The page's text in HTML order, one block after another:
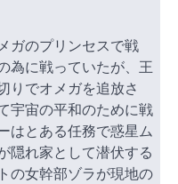
ガのプリンセスで戦
為に戦っていたが、王
りでオメガを追放さ
宇宙の平和のために戦
はとある任務で惑星ム
隠れ家として潜伏する
の女幹部ゾラが現地の